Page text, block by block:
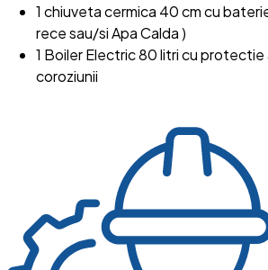
1 chiuveta cermica 40 cm cu
rece sau/si Apa Calda )
1 Boiler Electric 80 litri cu
coroziunii